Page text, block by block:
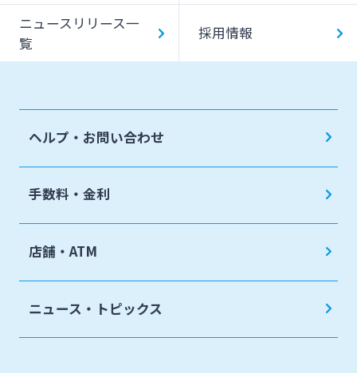
ニュースリリース一
覧
採用情報
ヘルプ・お問い合わせ
手数料・金利
店舗・ATM
ニュース・トピックス